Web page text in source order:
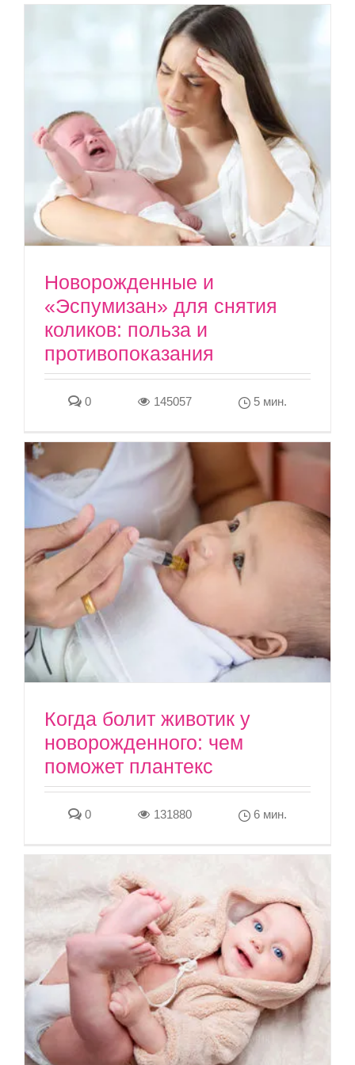
Новорожденные и
«Эспумизан» для снятия
коликов: польза и
противопоказания
0 145057 5 мин.
Когда болит животик у
новорожденного: чем
поможет плантекс
0 131880 6 мин.